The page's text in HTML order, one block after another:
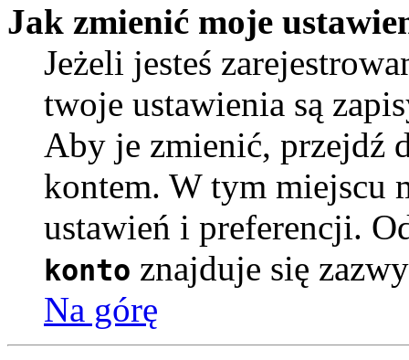
Jak zmienić moje
Jeżeli jesteś
twoje ustawienia są
Aby je zmienić, przejdź
kontem. W tym miejscu
ustawień i preferencji.
konto znajduje się
Na górę